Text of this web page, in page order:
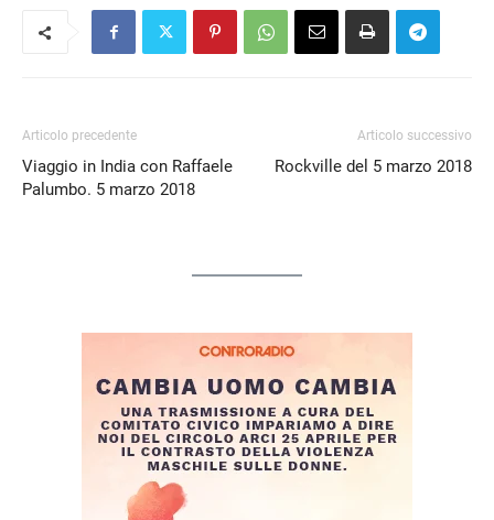
Articolo precedente
Viaggio in India con Raffaele
Palumbo. 5 marzo 2018
Articolo successivo
Rockville del 5 marzo 2018